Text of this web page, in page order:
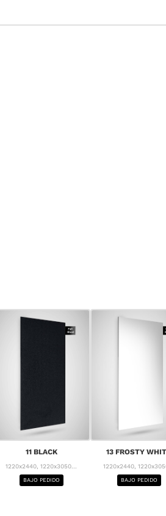
11 BLACK
1220x2440, 1220x3050...
BAJO PEDIDO
13 FROSTY
1220x2440,
BAJO PEDIDO